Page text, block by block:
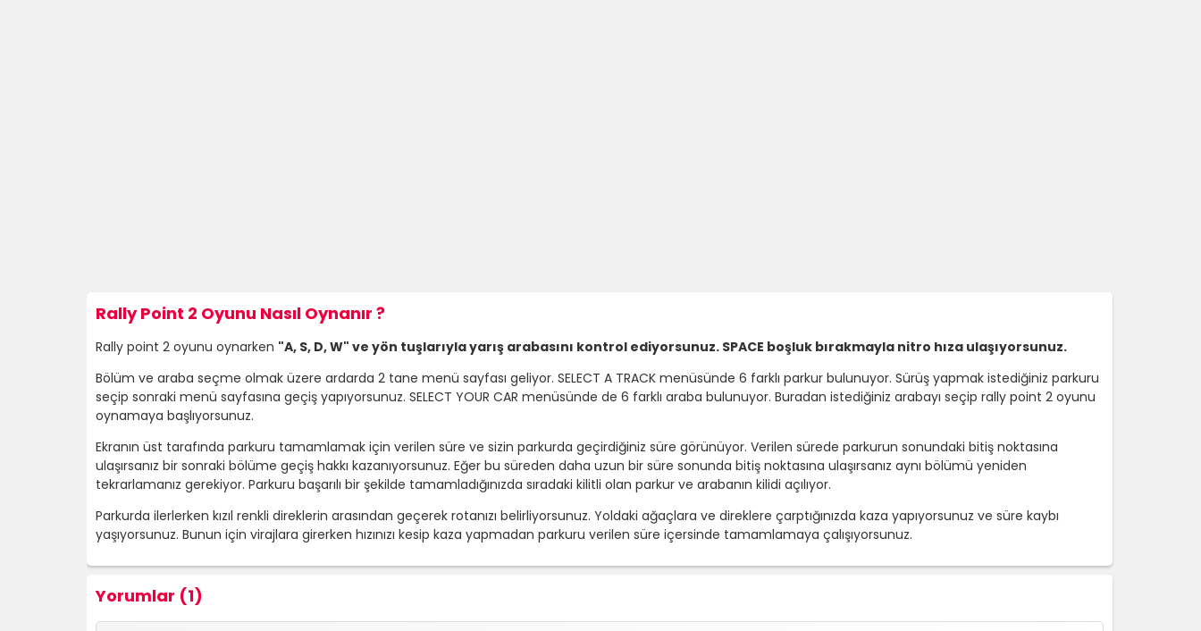
Rally Point 2 Oyunu Nasıl Oynanır ?
Rally point 2 oyunu oynarken "A, S, D, W" ve yön tuşlarıyla yarış arabasını kontrol ediyorsunuz. SPACE boşluk bırakmayla nitro hıza ulaşıyorsunuz.
Bölüm ve araba seçme olmak üzere ardarda 2 tane menü sayfası geliyor. SELECT A TRACK menüsünde 6 farklı parkur bulunuyor. Sürüş yapmak istediğiniz parkuru
seçip sonraki menü sayfasına geçiş yapıyorsunuz. SELECT YOUR CAR menüsünde de 6 farklı araba bulunuyor. Buradan istediğiniz arabayı seçip rally point 2 oyunu
oynamaya başlıyorsunuz.
Ekranın üst tarafında parkuru tamamlamak için verilen süre ve sizin parkurda geçirdiğiniz süre görünüyor. Verilen sürede parkurun sonundaki bitiş noktasına
ulaşırsanız bir sonraki bölüme geçiş hakkı kazanıyorsunuz. Eğer bu süreden daha uzun bir süre sonunda bitiş noktasına ulaşırsanız aynı bölümü yeniden
tekrarlamanız gerekiyor. Parkuru başarılı bir şekilde tamamladığınızda sıradaki kilitli olan parkur ve arabanın kilidi açılıyor.
Parkurda ilerlerken kızıl renkli direklerin arasından geçerek rotanızı belirliyorsunuz. Yoldaki ağaçlara ve direklere çarptığınızda kaza yapıyorsunuz ve süre kaybı
yaşıyorsunuz. Bunun için virajlara girerken hızınızı kesip kaza yapmadan parkuru verilen süre içersinde tamamlamaya çalışıyorsunuz.
Yorumlar (1)